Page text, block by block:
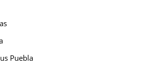
Puebla